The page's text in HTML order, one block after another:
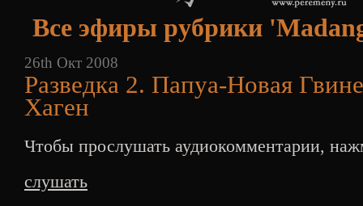
Все эфиры рубрики
26th Окт 2008
Разведка 2. Папуа-Новая
Хаген
Чтобы прослушать аудиокомментарии,
слушать